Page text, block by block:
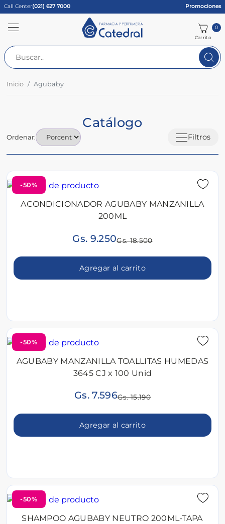
Call Center(021) 627 7000 Promociones
Carrito
0
Inicio Agubaby
Catálogo
Filtros
Ordenar:
-50%
ACONDICIONADOR AGUBABY MANZANILLA
200ML
Gs. 9.250Gs. 18.500
Agregar al carrito
-50%
AGUBABY MANZANILLA TOALLITAS HUMEDAS
3645 CJ x 100 Unid
Gs. 7.596Gs. 15.190
Agregar al carrito
-50%
SHAMPOO AGUBABY NEUTRO 200ML-TAPA